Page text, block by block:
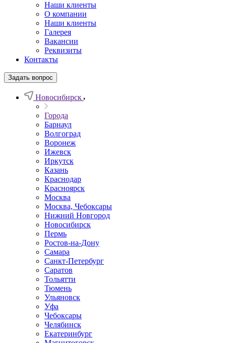
Наши клиенты
О компании
Наши клиенты
Галерея
Вакансии
Реквизиты
Контакты
Задать вопрос
Новосибирск
Города
Барнаул
Волгоград
Воронеж
Ижевск
Иркутск
Казань
Краснодар
Красноярск
Москва
Москва, Чебоксары
Нижний Новгород
Новосибирск
Пермь
Ростов-на-Дону
Самара
Санкт-Петербург
Саратов
Тольятти
Тюмень
Ульяновск
Уфа
Чебоксары
Челябинск
Екатеринбург